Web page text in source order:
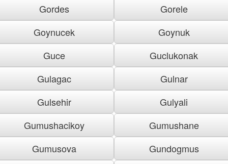
Gordes
Gorele
Goynucek
Goynuk
Guce
Guclukonak
Gulagac
Gulnar
Gulsehir
Gulyali
Gumushacikoy
Gumushane
Gumusova
Gundogmus